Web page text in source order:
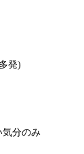
発)
気分のみ